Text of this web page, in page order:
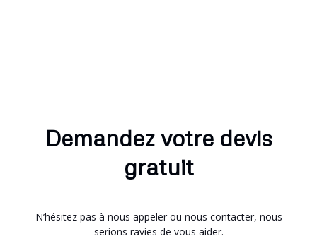
Demandez votre devis
gratuit
N’hésitez pas à nous appeler ou nous contacter, nous
serions ravies de vous aider.